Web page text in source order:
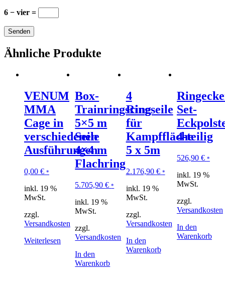
6 − vier =
Ähnliche Produkte
VENUM
MMA
Cage in
verschiedenen
Ausführungen
0,00 € *
inkl. 19 %
MwSt.
zzgl.
Versandkosten
Weiterlesen
Box-
Trainringsring
5×5 m
Seile
4×4 m
Flachring
5.705,90€ *
inkl. 19 %
MwSt.
zzgl.
Versandkosten
In den
Warenkorb
4
Ringseile
für
Kampffläche
5 x 5m
2.176,90 € *
inkl. 19 %
MwSt.
zzgl.
Versandkosten
In den
Warenkorb
Set-
4-teilig
526,90 € *
inkl. 19 %
MwSt.
zzgl.
Versandkosten
In den
Warenkorb